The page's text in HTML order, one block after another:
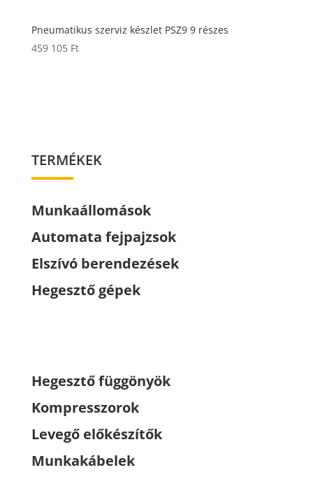
Pneumatikus szerviz készlet PSZ9 9 részes
459 105 Ft
TERMÉKEK
Munkaállomások
Automata fejpajzsok
Elszívó berendezések
Hegesztő gépek
Hegesztő függönyök
Kompresszorok
Levegő előkészítők
Munkakábelek